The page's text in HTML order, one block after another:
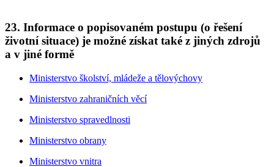
23. Informace o popisovaném postupu (o řešení
životní situace) je možné získat také z jiných zdrojů
a v jiné formě
Ministerstvo školství, mládeže a tělovýchovy
Ministerstvo zahraničních věcí
Ministerstvo spravedlnosti
Ministerstvo obrany
Ministerstvo vnitra